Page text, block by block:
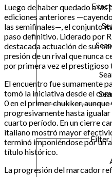
Filter
Luego de haber quedado a
ediciones anteriores
las semifinales—, el conjunto
paso definitivo. Liderado por
destacada actuación de sus
presión de un rival que nunca
por primera vez el prestigioso
El encuentro fue sumamente
tomó la iniciativa desde el
0 en el primer chukker,
progresivamente hasta
cuarto período. En un cierre
italiano mostró mayor
terminó imponiéndose por un
título histórico.
La progresión del marcador